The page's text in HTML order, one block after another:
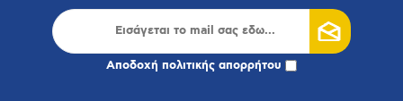
Αποδοχή πολιτικής απορρήτου